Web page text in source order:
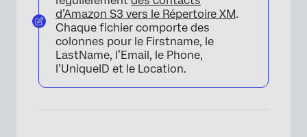
d’Amazon S3 vers le Répertoire XM.
Chaque fichier comporte des
colonnes pour le Firstname, le
LastName, l’Email, le Phone,
l’UniqueID et le Location.